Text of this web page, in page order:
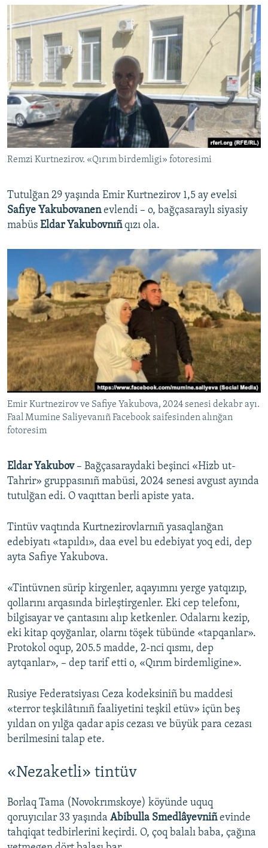
Remzi Kurtnezirov. «Qırım birdemligi» fotoresimi
Tutulğan 29 yaşında Emir Kurtnezirov 1,5 ay evelsi
Safiye Yakubovanenevlendi – o, bağçasaraylı siyasiy
mabüs Eldar Yakubovnıñqızı ola.
Emir Kurtnezirov ve Safiye Yakubova, 2024 senesi dekabr ayı.
Faal Mumine Saliyevanıñ Facebook saifesinden alınğan
fotoresim
Eldar Yakubov – Bağçasaraydaki beşinci «Hizb ut-
Tahrir» gruppasınıñ mabüsi, 2024 senesi avgust ayında
tutulğan edi. O vaqıttan berli apiste yata.
Tintüv vaqtında Kurtnezirovlarnıñ yasaqlanğan
edebiyatı «tapıldı», daa evel bu edebiyat yoq edi, dep
ayta Safiye Yakubova.
«Tintüvnen sürip kirgenler, aqayımnı yerge yatqızıp,
qollarını arqasında birleştirgenler. Eki cep telefonı,
bilgisayar ve çantasını alıp ketkenler. Odalarnı kezip,
eki kitap qoyğanlar, olarnı töşek tübünde «tapqanlar».
Protokol oqup, 205.5 madde, 2-nci qısmı, dep
aytqanlar», – dep tarif etti o, «Qırım birdemligine».
Rusiye Federatsiyası Ceza kodeksiniñ bu maddesi
«terror teşkilâtınıñ faaliyetini teşkil etüv» içün beş
yıldan on yılğa qadar apis cezası ve büyük para cezası
berilmesini talap ete.
«Nezaketli» tintüv
Borlaq Tama (Novokrımskoye) köyünde uquq
qoruyıcılar 33 yaşında Abibulla Smedlâyevniñevinde
tahqiqat tedbirlerini keçirdi. O, çoq balalı baba, çağına